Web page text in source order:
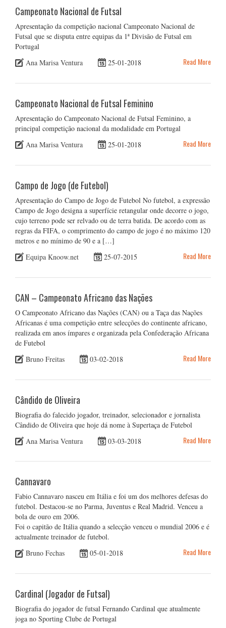
Campeonato Nacional de Futsal
Apresentação da competição nacional Campeonato Nacional de
Futsal que se disputa entre equipas da 1ª Divisão de Futsal em
Portugal
Ana Marisa Ventura
25-01-2018 Read More
Campeonato Nacional de Futsal Feminino
Apresentação do Campeonato Nacional de Futsal Feminino, a
principal competição nacional da modalidade em Portugal
Ana Marisa Ventura
25-01-2018 Read More
Campo de Jogo (de Futebol)
Apresentação do Campo de Jogo de Futebol No futebol, a expressão
Campo de Jogo designa a superfície retangular onde decorre o jogo,
cujo terreno pode ser relvado ou de terra batida. De acordo com as
regras da FIFA, o comprimento do campo de jogo é no máximo 120
metros e no mínimo de 90 e a […]
Equipa Knoow.net
25-07-2015 Read More
CAN – Campeonato Africano das Nações
O Campeonato Africano das Nações (CAN) ou a Taça das Nações
Africanas é uma competição entre selecções do continente africano,
realizada em anos ímpares e organizada pela Confederação Africana
de Futebol
Bruno Freitas
03-02-2018 Read More
Cândido de Oliveira
Biografia do falecido jogador, treinador, selecionador e jornalista
Cândido de Oliveira que hoje dá nome à Supertaça de Futebol
Ana Marisa Ventura
03-03-2018 Read More
Cannavaro
Fabio Cannavaro nasceu em Itália e foi um dos melhores defesas do
futebol. Destacou-se no Parma, Juventus e Real Madrid. Venceu a
bola de ouro em 2006.
Foi o capitão de Itália quando a selecção venceu o mundial 2006 e é
actualmente treinador de futebol.
Bruno Fechas
05-01-2018 Read More
Cardinal (Jogador de Futsal)
Biografia do jogador de futsal Fernando Cardinal que atualmente
joga no Sporting Clube de Portugal